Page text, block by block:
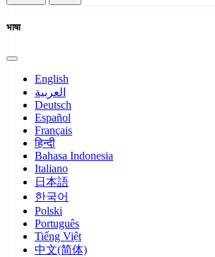
भाषा
English
العربية
Deutsch
Español
Français
हिन्दी
Bahasa Indonesia
Italiano
日本語
한국어
Polski
Português
Tiếng Việt
中文(简体)